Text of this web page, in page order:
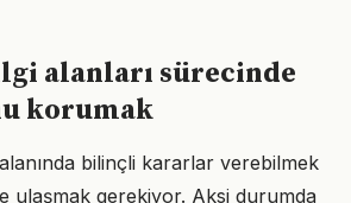
alanları sürecinde
korumak
bilinçli kararlar verebilmek
ulaşmak gerekiyor. Aksi durumda